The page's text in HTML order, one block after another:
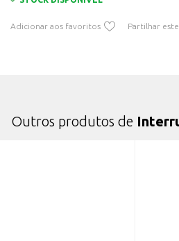
Adicionar aos favoritos Partilhar
Outros produtos de